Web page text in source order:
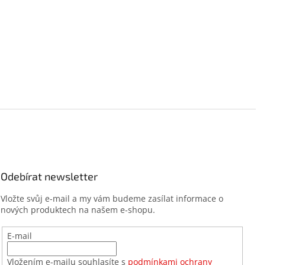
Odebírat newsletter
Vložte svůj e-mail a my vám budeme zasílat informace o
nových produktech na našem e-shopu.
E-mail
Vložením e-mailu souhlasíte s podmínkami ochrany